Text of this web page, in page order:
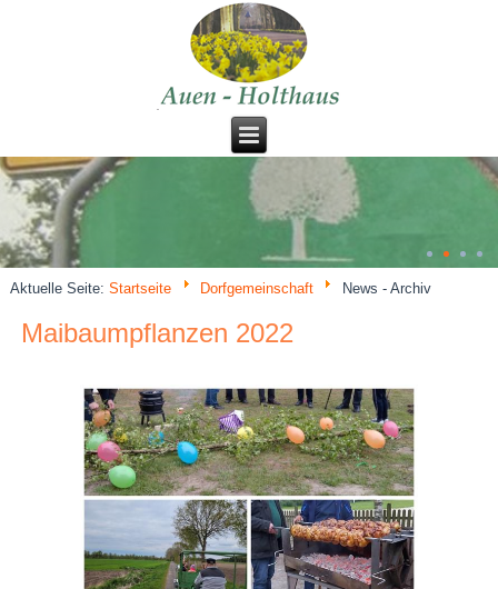
Aktuelle Seite:Startseite Dorfgemeinschaft News - Archiv
Maibaumpflanzen 2022